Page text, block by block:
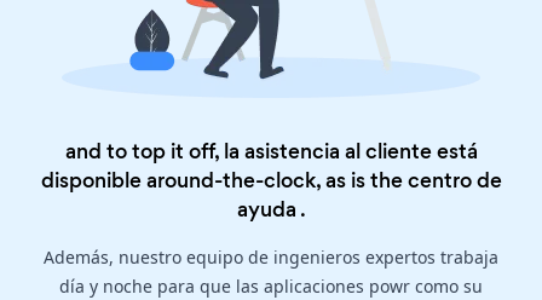
and to top it off, la asistencia al cliente está
disponible around-the-clock, as is thecentro de
ayuda .
Además, nuestro equipo de ingenieros expertos trabaja
día y noche para que las aplicaciones powr como su